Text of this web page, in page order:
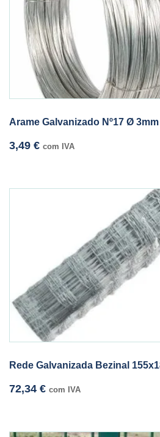
Arame Galvanizado Nº17 Ø
3,49 € com IVA
Rede Galvanizada Bezinal
72,34 € com IVA